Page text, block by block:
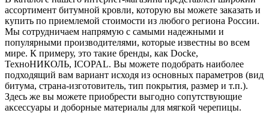
ассортимент битумной кровли, которую вы можете заказать и
купить по приемлемой стоимости из любого региона России.
Мы сотрудничаем напрямую с самыми надежными и
популярными производителями, которые известны во всем
мире. К примеру, это такие бренды, как Docke,
ТехноНИКОЛЬ, ICOPAL. Вы можете подобрать наиболее
подходящий вам вариант исходя из основных параметров (вид
битума, страна-изготовитель, тип покрытия, размер и т.п.).
Здесь же вы можете приобрести выгодно сопутствующие
аксессуары и доборные материалы для мягкой черепицы.